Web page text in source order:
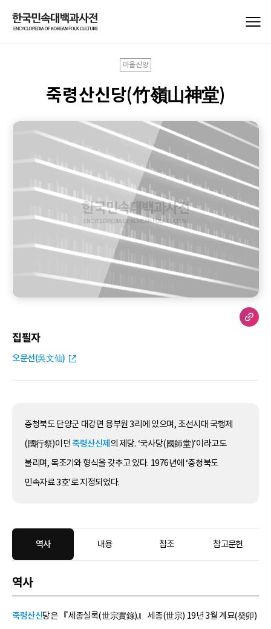
마을신앙
죽령산신당(竹嶺山神堂)
집필자
오문선(吳文仙)
충청북도 단양군 대강면 용부원 3리에 있으며, 조선시대 국행제
(國行祭)이던 죽령산신제 의 제당. ‘국사당(國師堂)’이라고도
불리며, 목조기와 형식을 갖추고 있다. 1976년에 ‘충청북도
민속자료 3호’로 지정되었다.
역사 내용 참조 참고문헌
역사
죽령산신당은 『세종실록(世宗實錄)』 세종(世宗) 19년 3월 계묘(癸卯)